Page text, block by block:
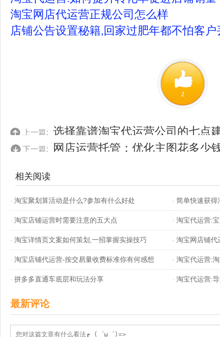
淘宝网店代运营正规公司怎么样
店铺公告设置秘籍,回家过肥年都不怕客户
2
上一篇: 选择靠谱淘宝代运营公司的七点
下一篇: 网店运营托管：优化主图花多少
相关阅读
· 淘宝聚划算活动是什么?参加有什么好处 · 简单快速获得
· 淘宝店铺运营时需要注意的五大点 · 淘宝代运营:
制吗
· 淘宝详情页文案如何策划,一招掌握实操技巧 · 淘宝网店铺代
· 淘宝店铺代运营-按交易量收费标准你有何感想 · 淘宝代运营:
真的很省事
· 拼多多直通车底层和玩法分享 · 淘宝代运营:
最新评论